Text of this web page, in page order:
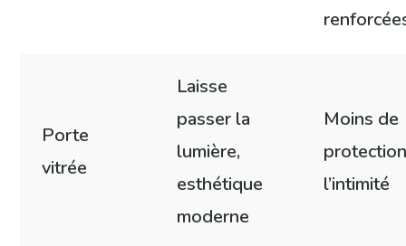
Porte
vitrée
Laisse
passer la
lumière,
esthétique
moderne
Moins de
l’intimité